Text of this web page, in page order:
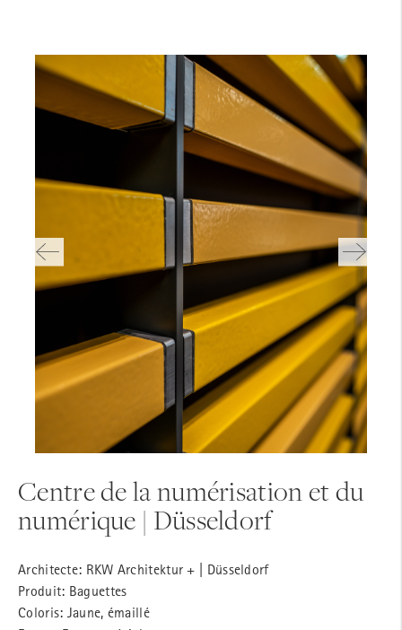
Centre de la numérisation et du
numérique | Düsseldorf
Architecte: RKW Architektur + | Düsseldorf
Produit: Baguettes
Coloris: Jaune, émaillé